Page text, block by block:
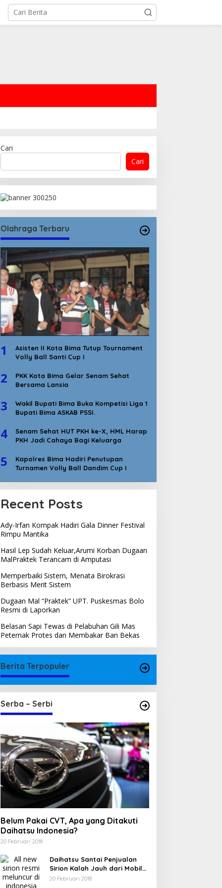
Cari
Cari
Olahraga Terbaru
1
Asisten II Kota Bima Tutup Tournament
Volly Ball Santi Cup I
2
PKK Kota Bima Gelar Senam Sehat
Bersama Lansia
3
Wakil Bupati Bima Buka Kompetisi Liga 1
Bupati Bima ASKAB PSSI.
4
Senam Sehat HUT PKH ke-X, HML Harap
PKH Jadi Cahaya Bagi Keluarga
5
Kapolres Bima Hadiri Penutupan
Turnamen Volly Ball Dandim Cup I
Recent Posts
Ady-Irfan Kompak Hadiri Gala Dinner Festival
Rimpu Mantika
Hasil Lep Sudah Keluar,Arumi Korban Dugaan
MalPraktek Terancam di Amputasi
Memperbaiki Sistem, Menata Birokrasi
Berbasis Merit Sistem
Dugaan Mal “Praktek” UPT. Puskesmas Bolo
Resmi di Laporkan
Belasan Sapi Tewas di Pelabuhan Gili Mas
Peternak Protes dan Membakar Ban Bekas
Berita Terpopuler
Serba – Serbi
Belum Pakai CVT, Apa yang Ditakuti
Daihatsu Indonesia?
20 Februari 2018
Daihatsu Santai Penjualan
Sirion Kalah Jauh dari Mobil
LCGC
20 Februari 2018